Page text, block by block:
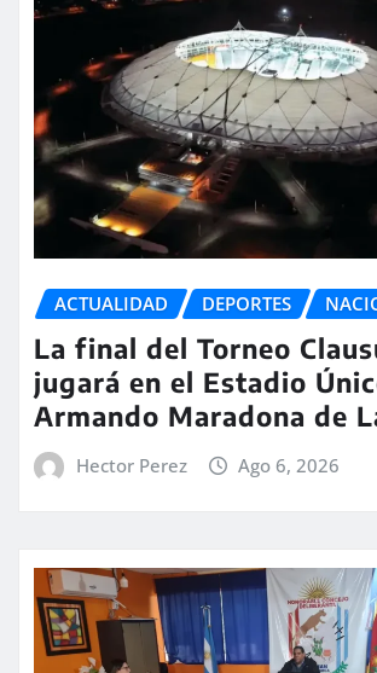
ACTUALIDAD DEPORTES
La final del Torneo
jugará en el Estadio
Armando Maradona de
Hector Perez Ago 6, 2026